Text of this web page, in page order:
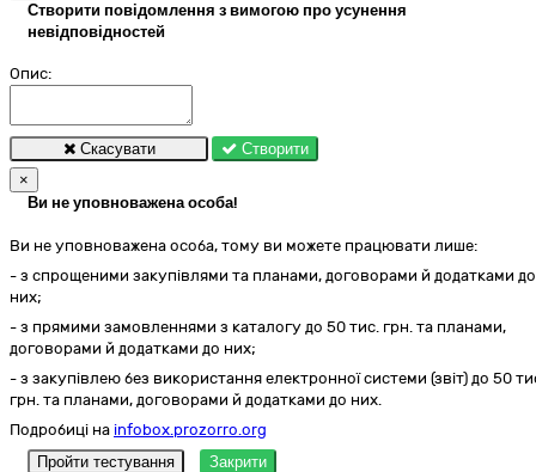
Створити повідомлення з вимогою про усунення
невідповідностей
Опис:
Скасувати
Створити
×
Ви не уповноважена особа!
Ви не уповноважена особа, тому ви можете працювати лише:
- з спрощеними закупівлями та планами, договорами й додатками до
них;
- з прямими замовленнями з каталогу до 50 тис. грн. та планами,
договорами й додатками до них;
- з закупівлею без використання електронної системи (звіт) до 50
грн. та планами, договорами й додатками до них.
Подробиці на infobox.prozorro.org
Пройти тестування
Закрити